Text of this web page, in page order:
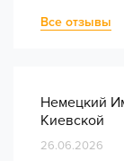
Все отзывы
Немецкий
Киевской
26.06.2026